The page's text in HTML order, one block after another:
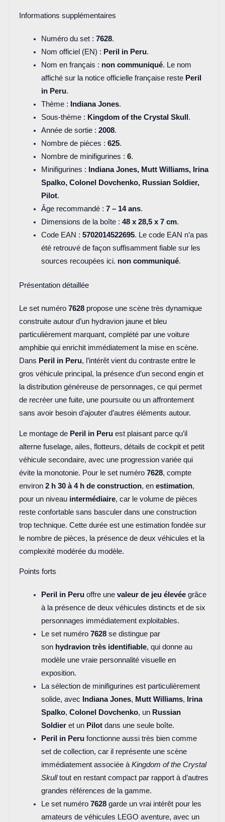
Informations supplémentaires
Numéro du set : 7628.
Nom officiel (EN) : Peril in Peru.
Nom en français : non communiqué. Le nom
affiché sur la notice officielle française reste Peril
in Peru.
Thème :
Indiana Jones.
Sous-thème : Kingdom of the Crystal Skull .
Année de sortie : 2008.
Nombre de pièces : 625.
Nombre de minifigurines : 6.
Minifigurines :
Indiana Jones, Mutt Williams, Irina
Spalko, Colonel Dovchenko, Russian Soldier,
Pilot.
Âge recommandé : 7 – 14 ans.
Dimensions de la boîte : 48 x 28,5 x 7 cm.
Code EAN : 5702014522695. Le code EAN n’a pas
été retrouvé de façon suffisamment fiable sur les
sources recoupées ici. non communiqué.
Présentation détaillée
Le set numéro 7628propose une scène très dynamique
construite autour d’un hydravion jaune et bleu
particulièrement marquant, complété par une voiture
amphibie qui enrichit immédiatement la mise en scène.
Dans Peril in Peru, l’intérêt vient du contraste entre le
gros véhicule principal, la présence d’un second engin et
la distribution généreuse de personnages, ce qui permet
de recréer une fuite, une poursuite ou un affrontement
sans avoir besoin d’ajouter d’autres éléments autour.
Le montage de Peril in Peruest plaisant parce qu’il
alterne fuselage, ailes, flotteurs, détails de cockpit et petit
véhicule secondaire, avec une progression variée qui
évite la monotonie. Pour le set numéro 7628, compte
environ 2 h 30 à 4 h de construction, en estimation,
pour un niveau intermédiaire, car le volume de pièces
reste confortable sans basculer dans une construction
trop technique. Cette durée est une estimation fondée sur
le nombre de pièces, la présence de deux véhicules et la
complexité modérée du modèle.
Points forts
Peril in Peruoffre une valeur de jeu élevéegrâce
à la présence de deux véhicules distincts et de six
personnages immédiatement exploitables.
Le set numéro 7628se distingue par
son hydravion très identifiable, qui donne au
modèle une vraie personnalité visuelle en
exposition.
La sélection de minifigurines est particulièrement
solide, avec
Indiana Jones, Mutt Williams,
Irina
Spalko, Colonel Dovchenko, un Russian
Soldieret un Pilotdans une seule boîte.
Peril in Perufonctionne aussi très bien comme
set de collection, car il représente une scène
immédiatement associée à Kingdom of the Crystal
Skulltout en restant compact par rapport à d’autres
grandes références de la gamme.
Le set numéro 7628garde un vrai intérêt pour les
amateurs de véhicules LEGO aventure, avec un